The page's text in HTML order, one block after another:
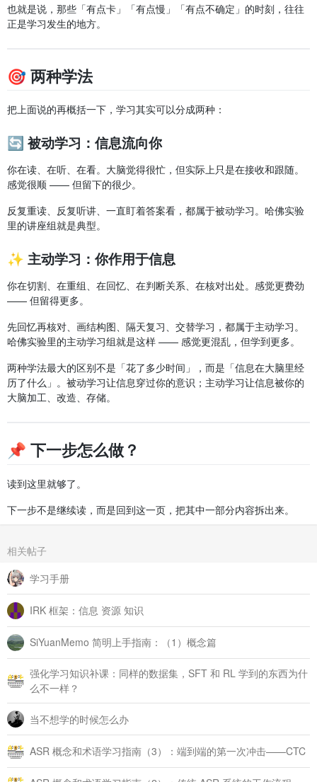
也就是说，那些「有点卡」「有点慢」「有点不确定」的时刻，往往
正是学习发生的地方。
🎯 两种学法
把上面说的再概括一下，学习其实可以分成两种：
🔄 被动学习：信息流向你
你在读、在听、在看。大脑觉得很忙，但实际上只是在接收和跟随。
感觉很顺 —— 但留下的很少。
反复重读、反复听讲、一直盯着答案看，都属于被动学习。哈佛实验
里的讲座组就是典型。
✨ 主动学习：你作用于信息
你在切割、在重组、在回忆、在判断关系、在核对出处。感觉更费劲
—— 但留得更多。
先回忆再核对、画结构图、隔天复习、交替学习，都属于主动学习。
哈佛实验里的主动学习组就是这样 —— 感觉更混乱，但学到更多。
两种学法最大的区别不是「花了多少时间」，而是「信息在大脑里经
历了什么」。被动学习让信息穿过你的意识；主动学习让信息被你的
大脑加工、改造、存储。
📌 下一步怎么做？
读到这里就够了。
下一步不是继续读，而是回到这一页，把其中一部分内容拆出来。
相关帖子
学习手册
IRK 框架：信息 资源 知识
SiYuanMemo 简明上手指南：（1）概念篇
强化学习知识补课：同样的数据集，SFT 和 RL 学到的东西为什
么不一样？
当不想学的时候怎么办
ASR 概念和术语学习指南（3）：端到端的第一次冲击——CTC